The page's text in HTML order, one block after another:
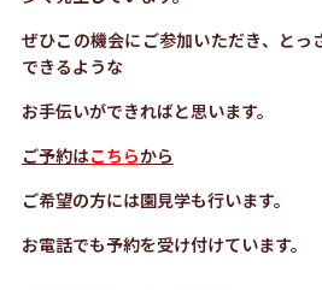
ぜひこの機会にご参加いただき、とっ
できるような
お手伝いができればと思います。
ご予約はこちらから
ご希望の方には園見学も行います。
お電話でも予約を受け付けています。